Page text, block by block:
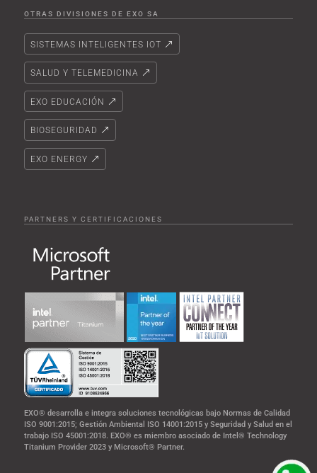
OTRAS DIVISIONES DE EXO SA
SISTEMAS INTELIGENTES IOT
SALUD Y TELEMEDICINA
EXO EDUCACIÓN
BIOSEGURIDAD
EXO ENERGY
PARTNERS Y CERTIFICACIONES
EXO® desarrolla e integra soluciones tecnológicas bajo Normas de Calidad
ISO 9001:2015; Gestión Ambiental ISO 14001:2015 y Seguridad y Salud en el
trabajo ISO 45001:2018. EXO® es miembro asociado de Intel® Technology
Titanium Provider 2023 y Microsoft® Partner.